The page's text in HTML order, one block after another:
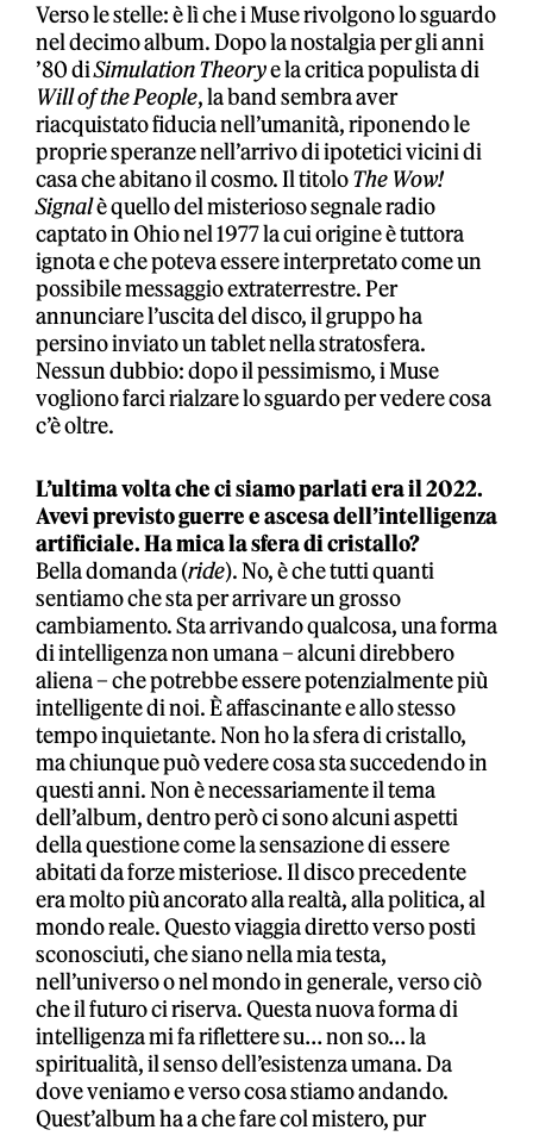
Verso le stelle: è lì che i Muse rivolgono lo sguardo
nel decimo album. Dopo la nostalgia per gli anni
’80 diSimulation Theorye la critica populista di
Will of the People, la band sembra aver
riacquistato fiducia nell’umanità, riponendo le
proprie speranze nell’arrivo di ipotetici vicini di
casa che abitano il cosmo. Il titoloThe Wow!
Signalè quello del misterioso segnale radio
captato in Ohio nel 1977 la cui origine è tuttora
ignota e che poteva essere interpretato come un
possibile messaggio extraterrestre. Per
annunciare l’uscita del disco, il gruppo ha
persino inviato un tablet nella stratosfera.
Nessun dubbio: dopo il pessimismo, i Muse
vogliono farci rialzare lo sguardo per vedere cosa
c’è oltre.
L’ultima volta che ci siamo parlati era il 2022.
Avevi previsto guerre e ascesa dell’intelligenza
artificiale. Ha mica la sfera di cristallo?
Bella domanda (ride). No, è che tutti quanti
sentiamo che sta per arrivare un grosso
cambiamento. Sta arrivando qualcosa, una forma
di intelligenza non umana – alcuni direbbero
aliena – che potrebbe essere potenzialmente più
intelligente di noi. È affascinante e allo stesso
tempo inquietante. Non ho la sfera di cristallo,
ma chiunque può vedere cosa sta succedendo in
questi anni. Non è necessariamente il tema
dell’album, dentro però ci sono alcuni aspetti
della questione come la sensazione di essere
abitati da forze misteriose. Il disco precedente
era molto più ancorato alla realtà, alla politica, al
mondo reale. Questo viaggia diretto verso posti
sconosciuti, che siano nella mia testa,
nell’universo o nel mondo in generale, verso ciò
che il futuro ci riserva. Questa nuova forma di
intelligenza mi fa riflettere su… non so… la
spiritualità, il senso dell’esistenza umana. Da
dove veniamo e verso cosa stiamo andando.
Quest’album ha a che fare col mistero, pur